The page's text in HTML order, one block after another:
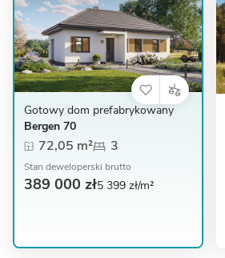
Gotowy dom prefabrykowany
Bergen 70
72,05 m² 3
Stan deweloperski brutto
389 000 zł5 399 zł/m²